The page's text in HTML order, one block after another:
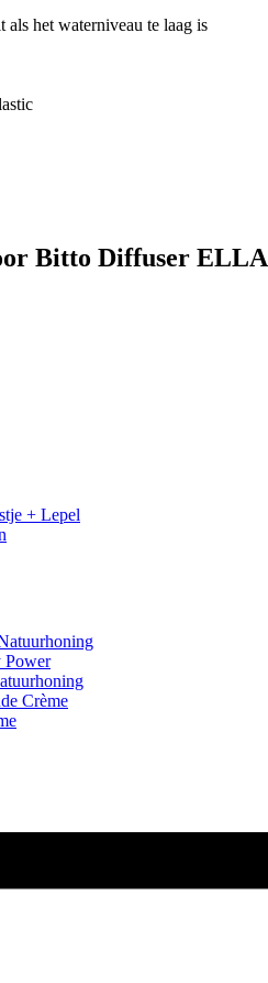
als het waterniveau te laag is
Bitto Diffuser ELLA
+ Lepel
Power
Crème